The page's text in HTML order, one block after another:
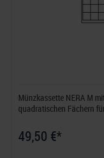
Münzkassette NERA M
quadratischen Fächern
49,50 €*